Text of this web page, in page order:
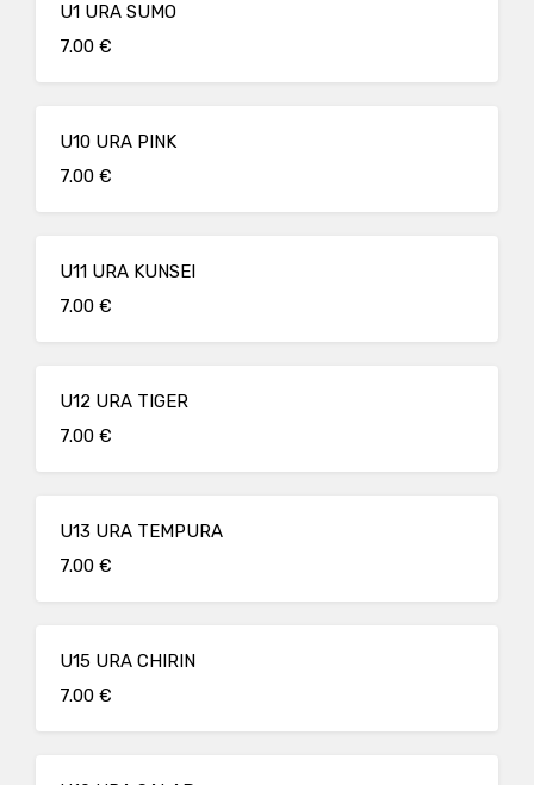
U1 URA SUMO
7.00 €
U10 URA PINK
7.00 €
U11 URA KUNSEI
7.00 €
U12 URA TIGER
7.00 €
U13 URA TEMPURA
7.00 €
U15 URA CHIRIN
7.00 €